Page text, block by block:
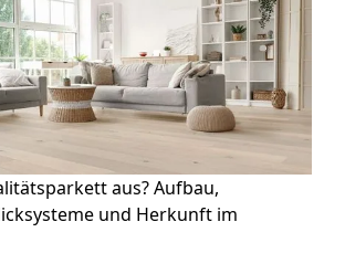
aus? Aufbau,
und Herkunft im